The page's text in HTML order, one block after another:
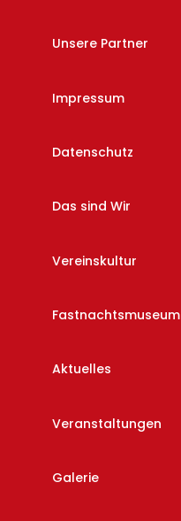
Unsere Partner
Impressum
Datenschutz
Das sind Wir
Vereinskultur
Fastnachtsmuseum
Aktuelles
Veranstaltungen
Galerie